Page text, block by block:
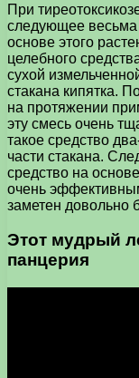
При
следующее весьма
основе этого
целебного
сухой
стакана кипятка.
на протяжении
эту смесь очень
такое средство
части стакана.
средство на
очень
заметен довольно
Этот мудрый
панцерия